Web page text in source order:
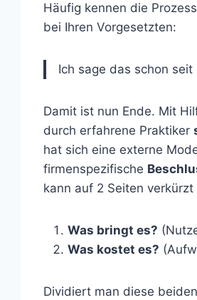
Häufig kennen die
bei Ihren Vorgesetzten:
Ich sage das schon
Damit ist nun Ende. Mit
durch erfahrene Praktiker
hat sich eine externe
firmenspezifische
kann auf 2 Seiten
Was bringt es?
Was kostet es?
Dividiert man diese